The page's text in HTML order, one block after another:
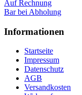
Auf Rechnung
Bar bei Abholung
Informationen
Startseite
Impressum
Datenschutz
AGB
Versandkosten